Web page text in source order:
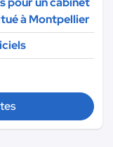
à Montpellier